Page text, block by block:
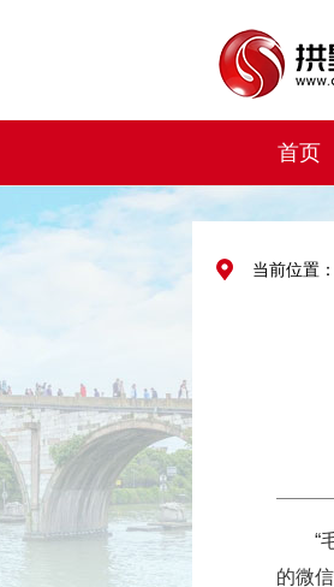
首页
当前位置：
“
的微